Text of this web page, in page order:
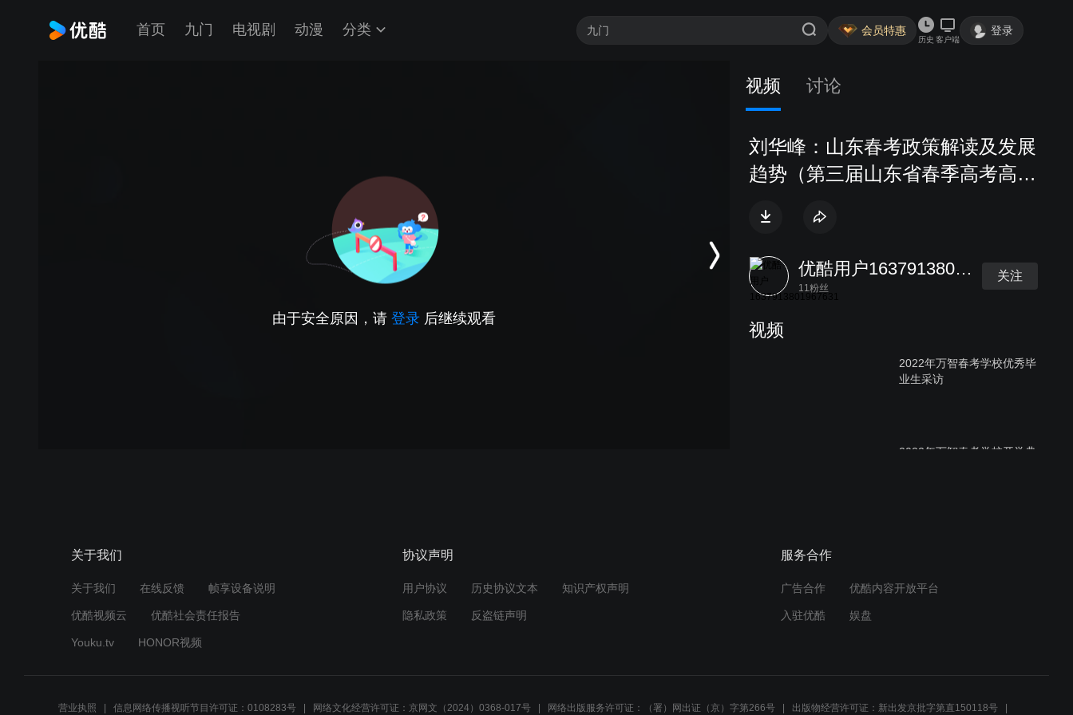
首页 九门 电视剧 动漫 分类 会员特惠
历史 客户端
登录
由于安全原因，请 登录 后继续观看
视频 讨论
刘华峰：山东春考政策解读及发展
趋势（第三届山东省春季高考高峰
优酷用户1637913801967631
11粉丝
关注
视频
2022年万智春考学校优秀毕
业生采访
2022年万智春考学校开学典
关于我们
关于我们 在线反馈 帧享设备说明
优酷视频云 优酷社会责任报告
Youku.tv HONOR视频
协议声明
用户协议 历史协议文本 知识产权声明
隐私政策 反盗链声明
服务合作
广告合作 优酷内容开放平台
入驻优酷 娱盘
营业执照 信息网络传播视听节目许可证：0108283号 网络文化经营许可证：京网文（2024）0368-017号 网络出版服务许可证：（署）网出证（京）字第266号 出版物经营许可证：新出发京批字第直150118号